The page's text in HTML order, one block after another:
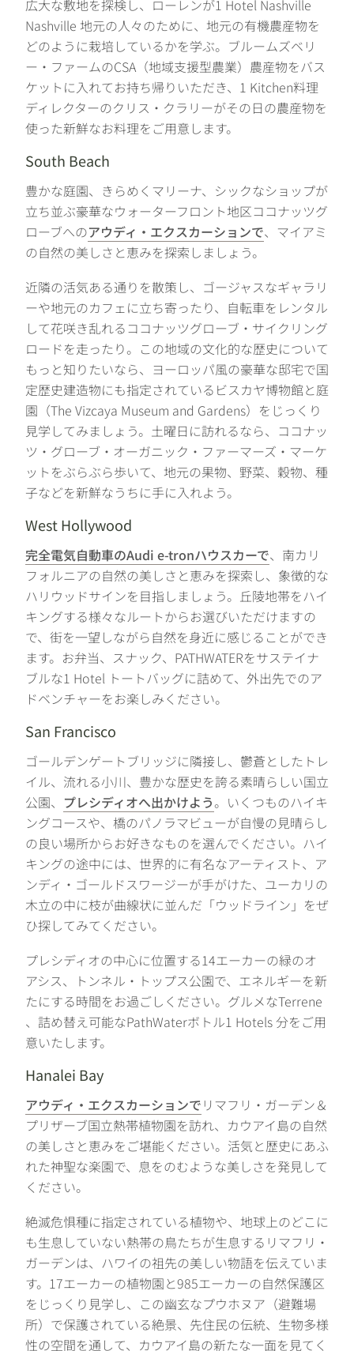
広大な敷地を探検し、ローレンが1 Hotel Nashville
Nashville 地元の人々のために、地元の有機農産物を
どのように栽培しているかを学ぶ。ブルームズベリ
ー・ファームのCSA（地域支援型農業）農産物をバス
ケットに入れてお持ち帰りいただき、1 Kitchen料理
ディレクターのクリス・クラリーがその日の農産物を
使った新鮮なお料理をご用意します。
South Beach
豊かな庭園、きらめくマリーナ、シックなショップが
立ち並ぶ豪華なウォーターフロント地区ココナッツグ
ローブへのアウディ・エクスカーションで、マイアミ
の自然の美しさと恵みを探索しましょう。
近隣の活気ある通りを散策し、ゴージャスなギャラリ
ーや地元のカフェに立ち寄ったり、自転車をレンタル
して花咲き乱れるココナッツグローブ・サイクリング
ロードを走ったり。この地域の文化的な歴史について
もっと知りたいなら、ヨーロッパ風の豪華な邸宅で国
定歴史建造物にも指定されているビスカヤ博物館と庭
園（The Vizcaya Museum and Gardens）をじっくり
見学してみましょう。土曜日に訪れるなら、ココナッ
ツ・グローブ・オーガニック・ファーマーズ・マーケ
ットをぶらぶら歩いて、地元の果物、野菜、穀物、種
子などを新鮮なうちに手に入れよう。
West Hollywood
完全電気自動車のAudi e-tronハウスカーで、南カリ
フォルニアの自然の美しさと恵みを探索し、象徴的な
ハリウッドサインを目指しましょう。丘陵地帯をハイ
キングする様々なルートからお選びいただけますの
で、街を一望しながら自然を身近に感じることができ
ます。お弁当、スナック、PATHWATERをサステイナ
ブルな1 Hotel トートバッグに詰めて、外出先でのア
ドベンチャーをお楽しみください。
San Francisco
ゴールデンゲートブリッジに隣接し、鬱蒼としたトレ
イル、流れる小川、豊かな歴史を誇る素晴らしい国立
公園、 プレシディオへ出かけよう。いくつものハイキ
ングコースや、橋のパノラマビューが自慢の見晴らし
の良い場所からお好きなものを選んでください。ハイ
キングの途中には、世界的に有名なアーティスト、ア
ンディ・ゴールドスワージーが手がけた、ユーカリの
木立の中に枝が曲線状に並んだ「ウッドライン」をぜ
ひ探してみてください。
プレシディオの中心に位置する14エーカーの緑のオ
アシス、トンネル・トップス公園で、エネルギーを新
たにする時間をお過ごしください。グルメなTerrene
、詰め替え可能なPathWaterボトル1 Hotels 分をご用
意いたします。
Hanalei Bay
アウディ・エクスカーションでリマフリ・ガーデン＆
プリザーブ国立熱帯植物園を訪れ、カウアイ島の自然
の美しさと恵みをご堪能ください。活気と歴史にあふ
れた神聖な楽園で、息をのむような美しさを発見して
ください。
絶滅危惧種に指定されている植物や、地球上のどこに
も生息していない熱帯の鳥たちが生息するリマフリ・
ガーデンは、ハワイの祖先の美しい物語を伝えていま
す。17エーカーの植物園と985エーカーの自然保護区
をじっくり見学し、この幽玄なプウホヌア（避難場
所）で保護されている絶景、先住民の伝統、生物多様
性の空間を通して、カウアイ島の新たな一面を見てく